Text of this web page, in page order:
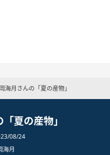
海月さんの「夏の産物」
夏の産物」
08/24
海月